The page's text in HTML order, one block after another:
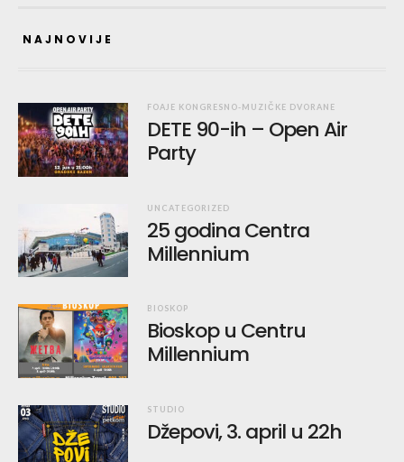
NAJNOVIJE
FOAJE KONGRESNO-MUZIČKE DVORANE
DETE 90-ih – Open Air
Party
UNCATEGORIZED
25 godina Centra
Millennium
BIOSKOP
Bioskop u Centru
Millennium
STUDIO
Džepovi, 3. april u 22h